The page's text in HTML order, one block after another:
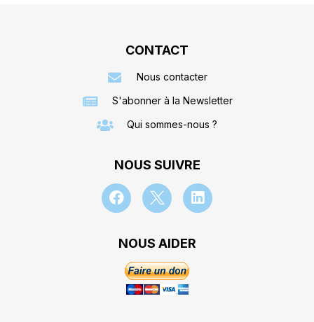
CONTACT
Nous contacter
S'abonner à la Newsletter
Qui sommes-nous ?
NOUS SUIVRE
NOUS AIDER